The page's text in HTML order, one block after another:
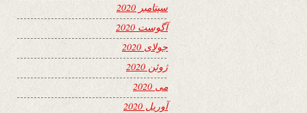
سپتامبر 2020
آگوست 2020
جولای 2020
ژوئن 2020
می 2020
آوریل 2020